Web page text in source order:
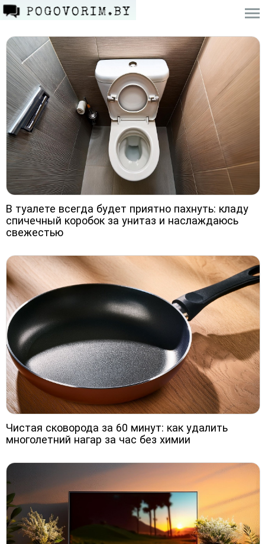
В туалете всегда будет приятно пахнуть: кладу
спичечный коробок за унитаз и наслаждаюсь
свежестью
Чистая сковорода за 60 минут: как удалить
многолетний нагар за час без химии